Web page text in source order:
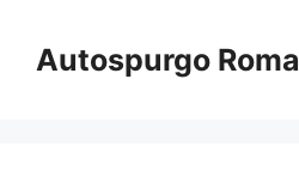
contenuto
Autospurgo Roma